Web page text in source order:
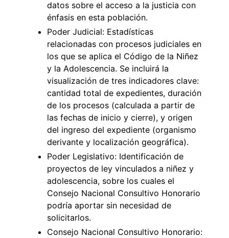
datos sobre el acceso a la justicia con
énfasis en esta población.
Poder Judicial: Estadísticas
relacionadas con procesos judiciales en
los que se aplica el Código de la Niñez
y la Adolescencia. Se incluirá la
visualización de tres indicadores clave:
cantidad total de expedientes, duración
de los procesos (calculada a partir de
las fechas de inicio y cierre), y origen
del ingreso del expediente (organismo
derivante y localización geográfica).
Poder Legislativo: Identificación de
proyectos de ley vinculados a niñez y
adolescencia, sobre los cuales el
Consejo Nacional Consultivo Honorario
podría aportar sin necesidad de
solicitarlos.
Consejo Nacional Consultivo Honorario: